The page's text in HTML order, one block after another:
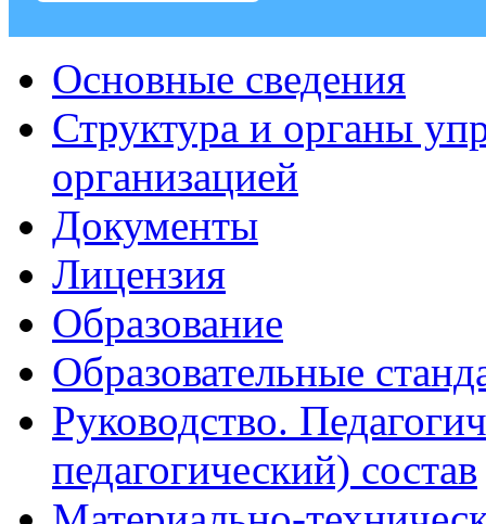
Основные сведения
Структура и органы
организацией
Документы
Лицензия
Образование
Образовательные
Руководство.
педагогический) состав